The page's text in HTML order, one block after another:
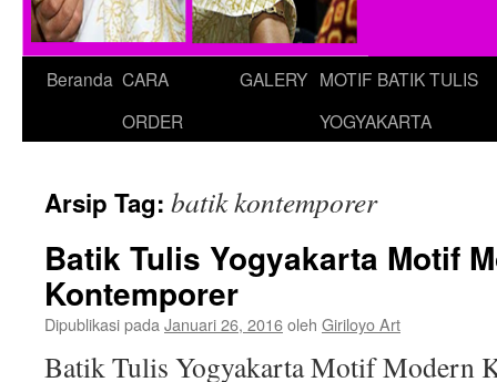
Beranda CARA
ORDER
GALERY MOTIF BATIK TULIS
YOGYAKARTA
Arsip Tag: batik kontemporer
Batik Tulis Yogyakarta Motif
Kontemporer
Dipublikasi pada Januari 26, 2016oleh Giriloyo Art
Batik Tulis Yogyakarta Motif Modern